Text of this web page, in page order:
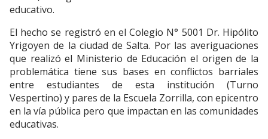
educativo.
El hecho se registró en el Colegio N° 5001 Dr. Hipólito
Yrigoyen de la ciudad de Salta. Por las averiguaciones
que realizó el Ministerio de Educación el origen de la
problemática tiene sus bases en conflictos barriales
entre estudiantes de esta institución (Turno
Vespertino) y pares de la Escuela Zorrilla, con epicentro
en la vía pública pero que impactan en las comunidades
educativas.